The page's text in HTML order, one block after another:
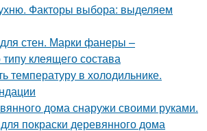
Факторы выбора: выделяем
стен. Марки фанеры –
клеящего состава
температуру в холодильнике.
дома снаружи своими руками.
покраски деревянного дома